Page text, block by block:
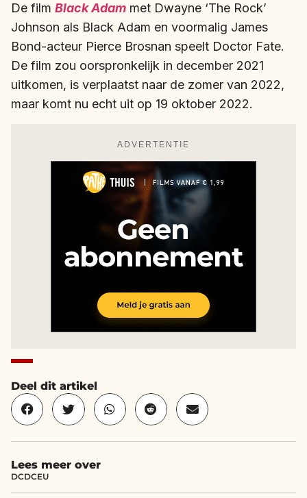
De film Black Adam met Dwayne ‘The Rock’
Johnson als Black Adam en voormalig James
Bond-acteur Pierce Brosnan speelt Doctor Fate.
De film zou oorspronkelijk in december 2021
uitkomen, is verplaatst naar de zomer van 2022,
maar komt nu echt uit op 19 oktober 2022.
ADVERTENTIE
Deel dit artikel
Lees meer over
DCDCEU